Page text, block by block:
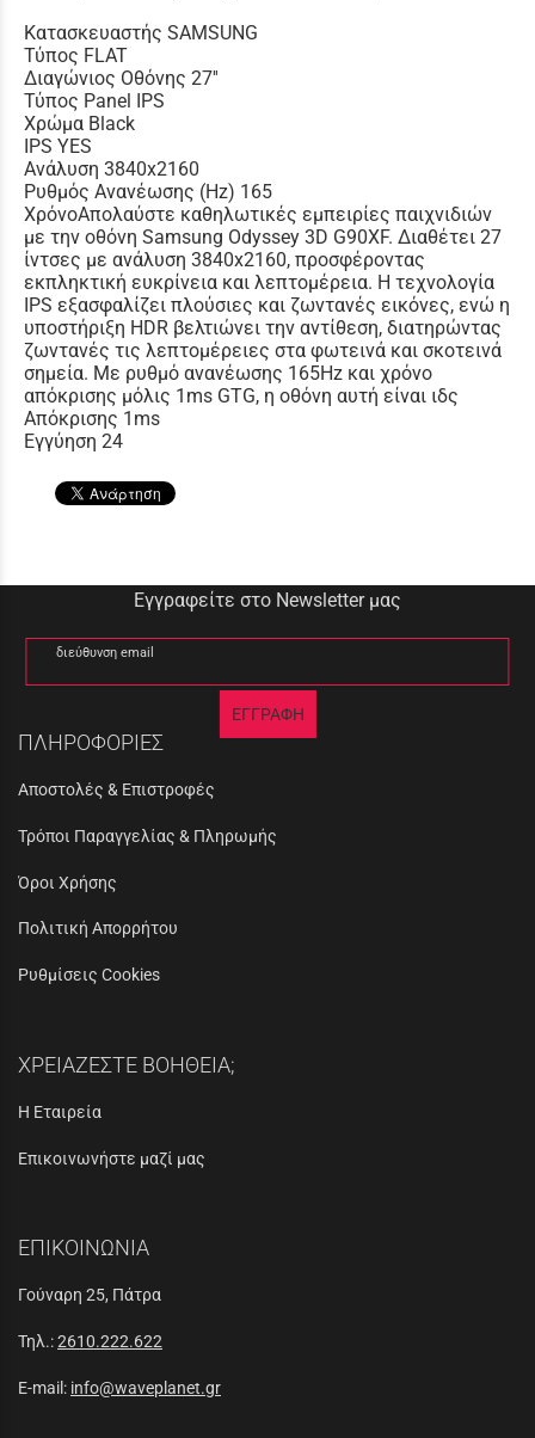
Κατασκευαστής SAMSUNG
Τύπος FLAT
Διαγώνιος Οθόνης 27''
Τύπος Panel IPS
Χρώμα Black
IPS YES
Ανάλυση 3840x2160
Ρυθμός Ανανέωσης (Hz) 165
ΧρόνοΑπολαύστε καθηλωτικές εμπειρίες παιχνιδιών
με την οθόνη Samsung Odyssey 3D G90XF. Διαθέτει 27
ίντσες με ανάλυση 3840x2160, προσφέροντας
εκπληκτική ευκρίνεια και λεπτομέρεια. Η τεχνολογία
IPS εξασφαλίζει πλούσιες και ζωντανές εικόνες, ενώ η
υποστήριξη HDR βελτιώνει την αντίθεση, διατηρώντας
ζωντανές τις λεπτομέρειες στα φωτεινά και σκοτεινά
σημεία. Με ρυθμό ανανέωσης 165Hz και χρόνο
απόκρισης μόλις 1ms GTG, η οθόνη αυτή είναι ιδς
Απόκρισης 1ms
Εγγύηση 24
Εγγραφείτε στο Newsletter μας
διεύθυνση email
ΕΓΓΡΑΦΗ
ΠΛΗΡΟΦΟΡΙΕΣ
Αποστολές & Επιστροφές
Τρόποι Παραγγελίας & Πληρωμής
Όροι Χρήσης
Πολιτική Απορρήτου
Ρυθμίσεις Cookies
ΧΡΕΙΑΖΕΣΤΕ ΒΟΗΘΕΙΑ;
Η Εταιρεία
Επικοινωνήστε μαζί μας
ΕΠΙΚΟΙΝΩΝΙΑ
Γούναρη 25, Πάτρα
Τηλ.:2610.222.622
E-mail: info@waveplanet.gr